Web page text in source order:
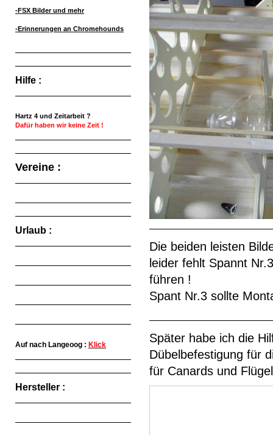
Die beiden leisten
leider fehlt Spannt
führen !
Spant Nr.3 sollte
Später habe ich die
Dübelbefestigung für
für Canards und
-FSX Bilder und mehr
-Erinnerungen an Chromehounds
Hilfe :
Hartz 4 und Zeitarbeit ?
Dafür haben wir keine Zeit !
Vereine :
Urlaub :
Auf nach Langeoog : Klick
Hersteller :